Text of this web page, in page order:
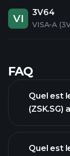
VI
3V64
VISA-A
FAQ
Quel est
(ZSK.SG)
Quel est